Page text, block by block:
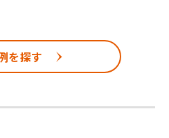
を探す